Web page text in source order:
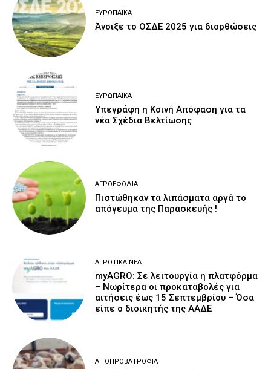
ΕΥΡΩΠΑΪΚΆ
Άνοιξε το ΟΣΔΕ 2025 για διορθώσεις
ΕΥΡΩΠΑΪΚΆ
Υπεγράφη η Κοινή Απόφαση για τα
νέα Σχέδια Βελτίωσης
ΑΓΡΟΕΦΌΔΙΑ
Πιστώθηκαν τα λιπάσματα αργά το
απόγευμα της Παρασκευής !
ΑΓΡΟΤΙΚΆ ΝΈΑ
myAGRO: Σε λειτουργία η πλατφόρμα
– Νωρίτερα οι προκαταβολές για
αιτήσεις έως 15 Σεπτεμβρίου – Όσα
είπε ο διοικητής της ΑΑΔΕ
ΑΙΓΟΠΡΟΒΑΤΡΟΦΊΑ